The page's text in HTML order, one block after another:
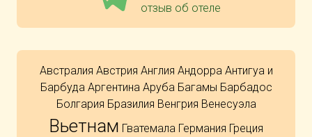
отзыв об отеле
Австралия Австрия Англия Андорра Антигуа и
Барбуда Аргентина Аруба Багамы Барбадос
Болгария Бразилия Венгрия Венесуэла
Вьетнам Гватемала Германия Греция